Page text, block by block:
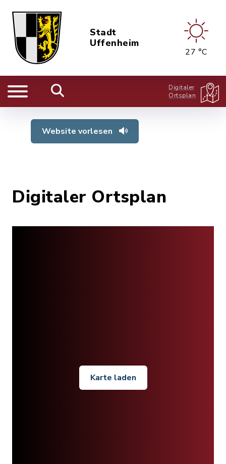
Stadt
Uffenheim
27 °C
Digitaler
Ortsplan
Website vorlesen
Digitaler Ortsplan
Karte laden